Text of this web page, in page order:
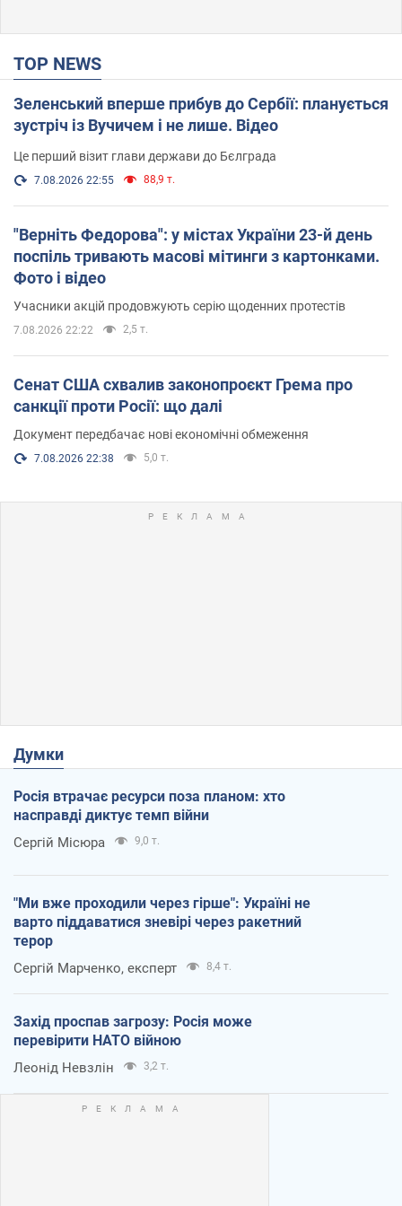
TOP NEWS
Зеленський вперше прибув до Сербії: планується
зустріч із Вучичем і не лише. Відео
Це перший візит глави держави до Бєлграда
7.08.2026 22:55 88,9 т.
"Верніть Федорова": у містах України 23-й день
поспіль тривають масові мітинги з картонками.
Фото і відео
Учасники акцій продовжують серію щоденних протестів
7.08.2026 22:22 2,5 т.
Сенат США схвалив законопроєкт Грема про
санкції проти Росії: що далі
Документ передбачає нові економічні обмеження
7.08.2026 22:38 5,0 т.
Думки
Росія втрачає ресурси поза планом: хто
насправді диктує темп війни
Сергій Місюра 9,0 т.
"Ми вже проходили через гірше": Україні не
варто піддаватися зневірі через ракетний
терор
Сергій Марченко, експерт 8,4 т.
Захід проспав загрозу: Росія може
перевірити НАТО війною
Леонід Невзлін 3,2 т.